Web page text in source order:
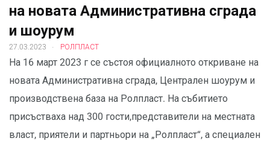
на новата Административна сграда
и шоурум
27.03.2023 . РОЛПЛАСТ
На 16 март 2023 г се състоя официалното откриване на
новата Административна сграда, Централен шоурум и
производствена база на Ролпласт. На събитието
присъстваха над 300 гости,представители на местната
власт, приятели и партньори на „Ролпласт“, а специален